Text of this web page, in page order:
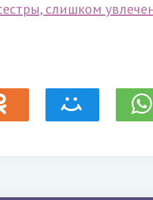
слишком